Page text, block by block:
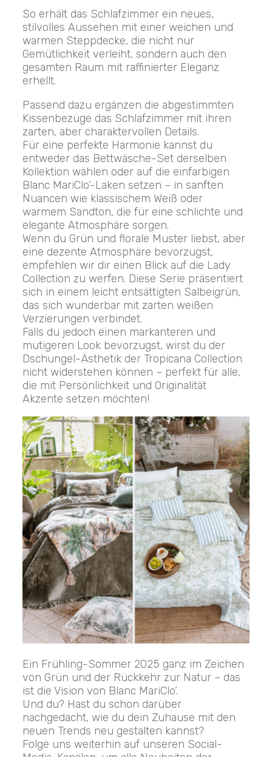
So erhält das Schlafzimmer ein neues,
stilvolles Aussehen mit einer weichen und
warmen Steppdecke, die nicht nur
Gemütlichkeit verleiht, sondern auch den
gesamten Raum mit raffinierter Eleganz
erhellt.
Passend dazu ergänzen die abgestimmten
Kissenbezüge das Schlafzimmer mit ihren
zarten, aber charaktervollen Details.
Für eine perfekte Harmonie kannst du
entweder das Bettwäsche-Set derselben
Kollektion wählen oder auf die einfarbigen
Blanc MariClo’-Laken setzen – in sanften
Nuancen wie klassischem Weiß oder
warmem Sandton, die für eine schlichte und
elegante Atmosphäre sorgen.
Wenn du Grün und florale Muster liebst, aber
eine dezente Atmosphäre bevorzugst,
empfehlen wir dir einen Blick auf die Lady
Collection zu werfen. Diese Serie präsentiert
sich in einem leicht entsättigten Salbeigrün,
das sich wunderbar mit zarten weißen
Verzierungen verbindet.
Falls du jedoch einen markanteren und
mutigeren Look bevorzugst, wirst du der
Dschungel-Ästhetik der Tropicana Collection
nicht widerstehen können – perfekt für alle,
die mit Persönlichkeit und Originalität
Akzente setzen möchten!
Ein Frühling-Sommer 2025 ganz im Zeichen
von Grün und der Rückkehr zur Natur – das
ist die Vision von Blanc MariClo’.
Und du? Hast du schon darüber
nachgedacht, wie du dein Zuhause mit den
neuen Trends neu gestalten kannst?
Folge uns weiterhin auf unseren Social-